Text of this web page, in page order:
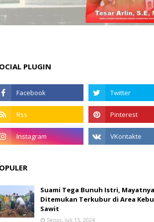
PLUGIN
Suami Tega Bunuh Istri, Mayatnya
Ditemukan Terkubur di Area
Sawit
Senin, Juli 15, 2024